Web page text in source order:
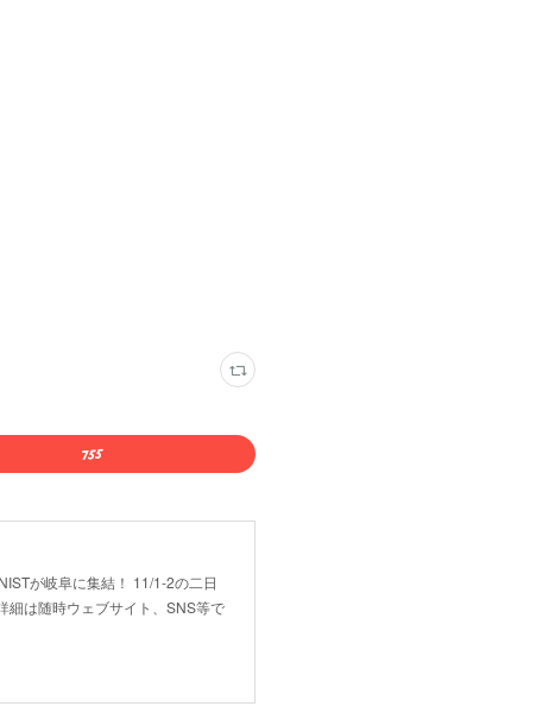
が岐阜に集結！ 11/1-2の二日
細は随時ウェブサイト、SNS等で